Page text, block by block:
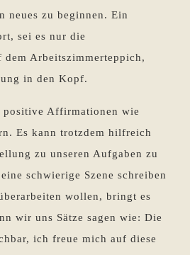
neues zu beginnen. Ein
sei es nur die
dem Arbeitszimmerteppich,
in den Kopf.
positive Affirmationen wie
Es kann trotzdem hilfreich
zu unseren Aufgaben zu
schwierige Szene schreiben
wollen, bringt es
wir uns Sätze sagen wie: Die
ich freue mich auf diese